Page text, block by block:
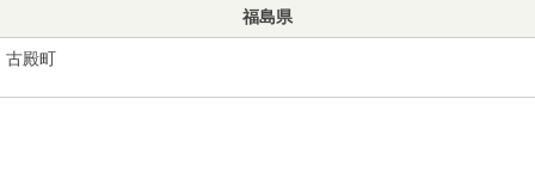
福島県
古殿町